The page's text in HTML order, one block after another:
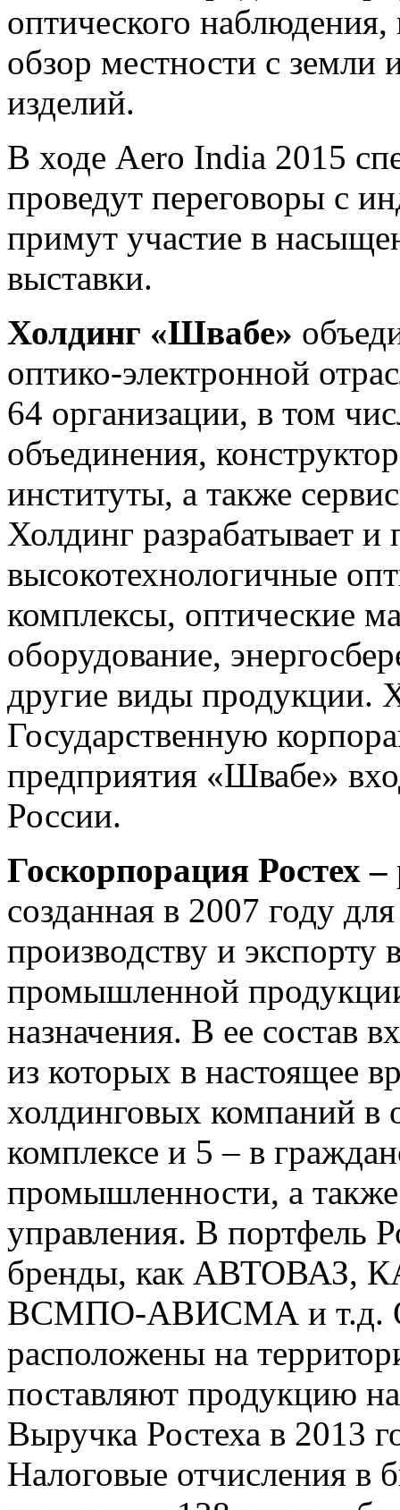
оптического
обзор местности с земли
изделий.
В ходе Aero India 2015
проведут переговоры с
примут участие в
выставки.
Холдинг «Швабе»
оптико-электронной
64 организации, в том
объединения,
институты, а также
Холдинг разрабатывает и
высокотехнологичные
комплексы, оптические
оборудование,
другие виды продукции.
Государственную
предприятия «Швабе»
России.
Госкорпорация Ростех –
созданная в 2007 году
производству и экспорту
промышленной
назначения. В ее состав
из которых в настоящее
холдинговых компаний
комплексе и 5 – в
промышленности, а
управления. В портфель
бренды, как АВТОВАЗ,
ВСМПО-АВИСМА и т.д.
расположены на
поставляют продукцию
Выручка Ростеха в 2013
Налоговые отчисления в